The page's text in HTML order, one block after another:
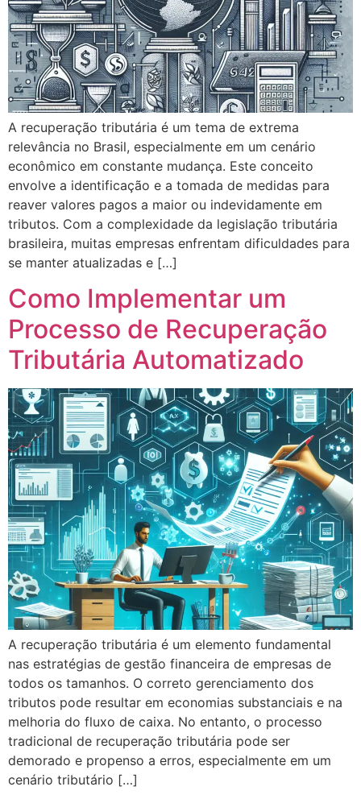
A recuperação tributária é um tema de extrema
relevância no Brasil, especialmente em um cenário
econômico em constante mudança. Este conceito
envolve a identificação e a tomada de medidas para
reaver valores pagos a maior ou indevidamente em
tributos. Com a complexidade da legislação tributária
brasileira, muitas empresas enfrentam dificuldades para
se manter atualizadas e […]
Como Implementar um
Processo de Recuperação
Tributária Automatizado
A recuperação tributária é um elemento fundamental
nas estratégias de gestão financeira de empresas de
todos os tamanhos. O correto gerenciamento dos
tributos pode resultar em economias substanciais e na
melhoria do fluxo de caixa. No entanto, o processo
tradicional de recuperação tributária pode ser
demorado e propenso a erros, especialmente em um
cenário tributário […]